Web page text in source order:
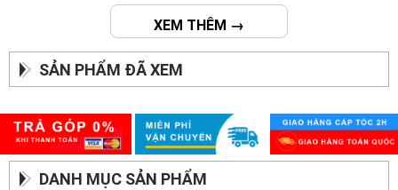
XEM THÊM →
SẢN PHẨM ĐÃ XEM
DANH MỤC SẢN PHẨM